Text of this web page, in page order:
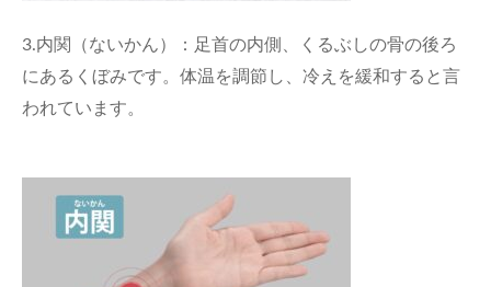
3.内関（ないかん）：足首の内側、くるぶしの骨の後ろ
にあるくぼみです。体温を調節し、冷えを緩和すると言
われています。